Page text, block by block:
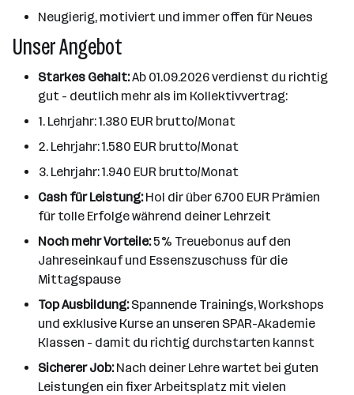
Neugierig, motiviert und immer offen für Neues
Unser Angebot
Starkes Gehalt:Ab 01.09.2026 verdienst du richtig
gut - deutlich mehr als im Kollektivvertrag:
1. Lehrjahr: 1.380 EUR brutto/Monat
2. Lehrjahr: 1.580 EUR brutto/Monat
3. Lehrjahr: 1.940 EUR brutto/Monat
Cash für Leistung:Hol dir über 6.700 EUR Prämien
für tolle Erfolge während deiner Lehrzeit
Noch mehr Vorteile:5% Treuebonus auf den
Jahreseinkauf und Essenszuschuss für die
Mittagspause
Top Ausbildung:Spannende Trainings, Workshops
und exklusive Kurse an unseren SPAR-Akademie
Klassen - damit du richtig durchstarten kannst
Sicherer Job:Nach deiner Lehre wartet bei guten
Leistungen ein fixer Arbeitsplatz mit vielen